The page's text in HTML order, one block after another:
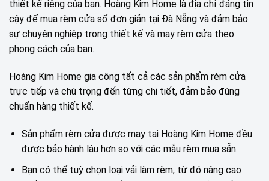
thiết kế riêng của bạn. Hoàng Kim Home là địa chỉ đáng tin
cậy để mua rèm cửa sổ đơn giản tại Đà Nẵng và đảm bảo
sự chuyên nghiệp trong thiết kế và may rèm cửa theo
phong cách của bạn.
Hoàng Kim Home gia công tất cả các sản phẩm rèm cửa
trực tiếp và chú trọng đến từng chi tiết, đảm bảo đúng
chuẩn hàng thiết kế.
Sản phẩm rèm cửa được may tại Hoàng Kim Home đều
được bảo hành lâu hơn so với các mẫu rèm mua sẵn.
Bạn có thể tuỳ chọn loại vải làm rèm, từ đó nâng cao